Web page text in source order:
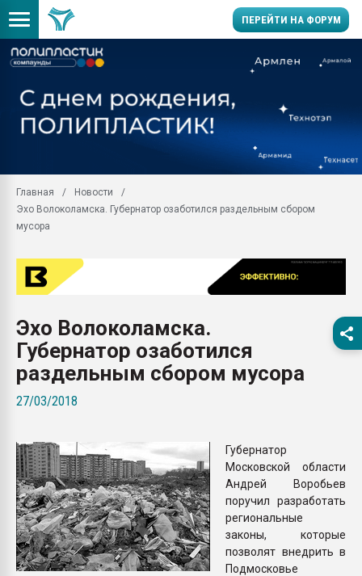
ПЕРЕЙТИ НА ФОРУМ
заводу пластмасс"
28.07.2026
первый план в
28.07.2026
ситуацией на
Всё, что касается
Главная
Новости
Эхо Волоколамска. Губернатор озаботился раздельным сбором
мусора
Эхо Волоколамска.
Губернатор озаботился
раздельным сбором мусора
27/03/2018
Губернатор
Московской области
Андрей Воробьев
поручил разработать
региональные
законы, которые
позволят внедрить в
Подмосковье